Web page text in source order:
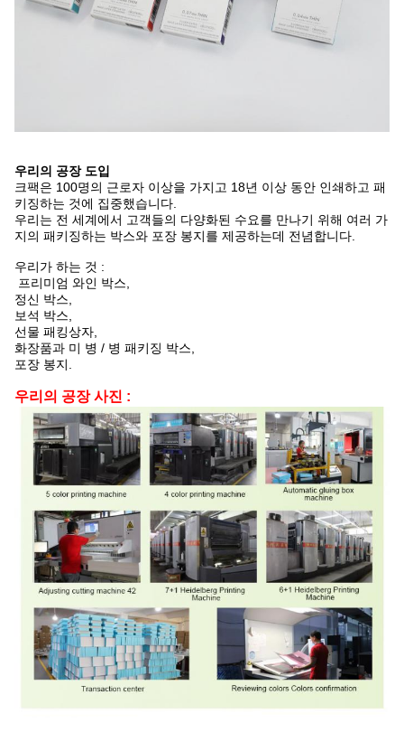
우리의 공장 도입
크팩은 100명의 근로자 이상을 가지고 18년 이상 동안 인쇄하고 패
키징하는 것에 집중했습니다.
우리는 전 세계에서 고객들의 다양화된 수요를 만나기 위해 여러 가
지의 패키징하는 박스와 포장 봉지를 제공하는데 전념합니다.
우리가 하는 것 :
프리미엄 와인 박스,
정신 박스,
보석 박스,
선물 패킹상자,
화장품과 미 병 / 병 패키징 박스,
포장 봉지.
우리의 공장 사진 :